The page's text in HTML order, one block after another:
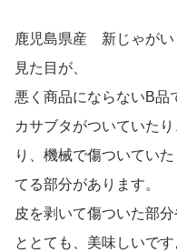
鹿児島県産 新じゃがい
見た目が、
悪く商品にならないB品
カサブタがついていた
り、機械で傷ついてい
てる部分があります。
皮を剥いて傷ついた部
ととても、美味しいです